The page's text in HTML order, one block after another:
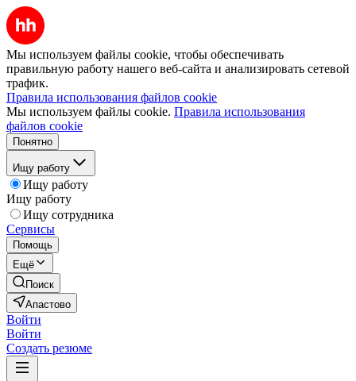
Мы используем файлы cookie, чтобы обеспечивать
правильную работу нашего веб-сайта и анализировать сетевой
трафик.
Правила использования файлов cookie
Мы используем файлы cookie. Правила использования
файлов cookie
Понятно
Ищу работу
Ищу работу
Ищу работу
Ищу сотрудника
Сервисы
Помощь
Ещё
Поиск
Апастово
Войти
Войти
Создать резюме